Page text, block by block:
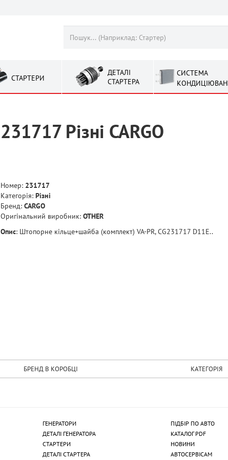
СТАРТЕРИ
ДЕТАЛІ
СТАРТЕРА
СИСТЕМА
231717 Рiзнi CARGO
Номер: 231717
Категорія: Рiзнi
Бренд: CARGO
Оригінальний виробник: OTHER
Опис: Штопорне кiльце+шайба (комплект) VA-PR, CG231717 D11E..
БРЕНД В КОРОБЦІ КАТЕГОРІЯ
ГЕНЕРАТОРИ
ДЕТАЛІ ГЕНЕРАТОРА
СТАРТЕРИ
ДЕТАЛІ СТАРТЕРА
ПІДБІР ПО АВТО
КАТАЛОГ PDF
НОВИНИ
АВТОСЕРВІСАМ